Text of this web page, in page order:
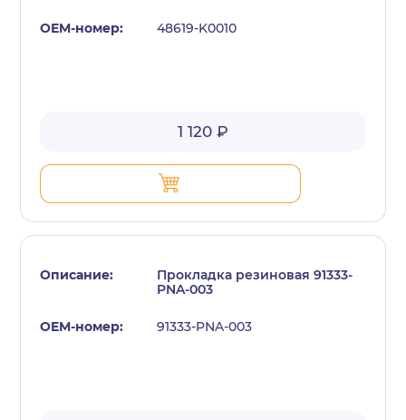
48619-K0010
1 120 ₽
Прокладка резиновая 91333-
PNA-003
91333-PNA-003